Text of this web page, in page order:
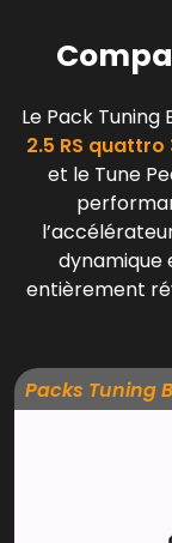
Le Pack Tuning
2.5 RS
et le Tune
dynamique
entièrement